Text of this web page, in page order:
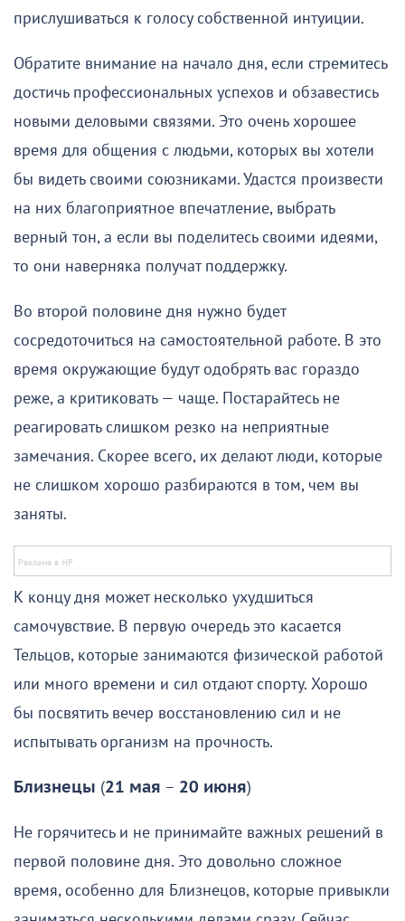
прислушиваться к голосу собственной интуиции.
Обратите внимание на начало дня, если стремитесь
достичь профессиональных успехов и обзавестись
новыми деловыми связями. Это очень хорошее
время для общения с людьми, которых вы хотели
бы видеть своими союзниками. Удастся произвести
на них благоприятное впечатление, выбрать
верный тон, а если вы поделитесь своими идеями,
то они наверняка получат поддержку.
Во второй половине дня нужно будет
сосредоточиться на самостоятельной работе. В это
время окружающие будут одобрять вас гораздо
реже, а критиковать — чаще. Постарайтесь не
реагировать слишком резко на неприятные
замечания. Скорее всего, их делают люди, которые
не слишком хорошо разбираются в том, чем вы
заняты.
К концу дня может несколько ухудшиться
самочувствие. В первую очередь это касается
Тельцов, которые занимаются физической работой
или много времени и сил отдают спорту. Хорошо
бы посвятить вечер восстановлению сил и не
испытывать организм на прочность.
Близнецы (21 мая – 20 июня)
Не горячитесь и не принимайте важных решений в
первой половине дня. Это довольно сложное
время, особенно для Близнецов, которые привыкли